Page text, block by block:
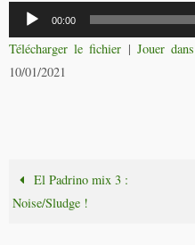
Lecteur
audio
00:00
Télécharger le fichier | Jouer
10/01/2021
El Padrino mix 3 :
Noise/Sludge !